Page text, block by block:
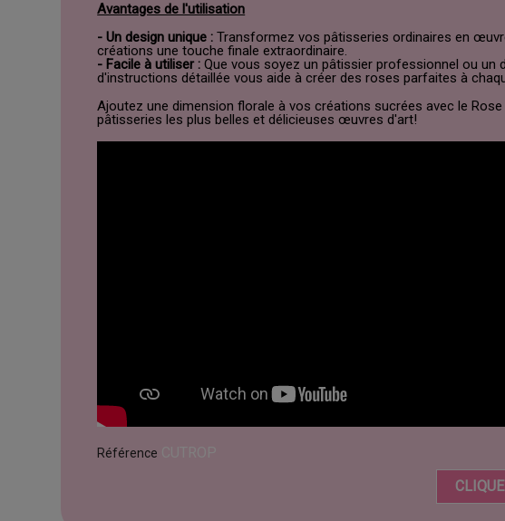
Avantages de l'utilisation
- Un design unique : Transformez vos pâtisseries ordinaires en
créations une touche finale extraordinaire.
- Facile à utiliser : Que vous soyez un pâtissier professionnel ou un
d'instructions détaillée vous aide à créer des roses parfaites à
Ajoutez une dimension florale à vos créations sucrées avec le
pâtisseries les plus belles et délicieuses œuvres d'art!
Référence